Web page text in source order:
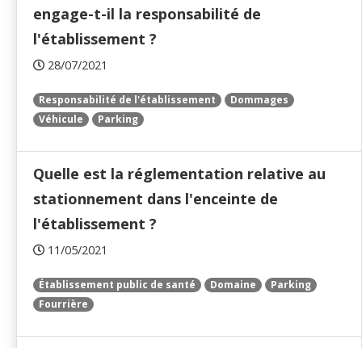
engage-t-il la responsabilité de
l'établissement ?
28/07/2021
Responsabilité de l'établissement
Dommages
Véhicule
Parking
Quelle est la réglementation relative au
stationnement dans l'enceinte de
l'établissement ?
11/05/2021
Établissement public de santé Domaine
Parking
Fourrière